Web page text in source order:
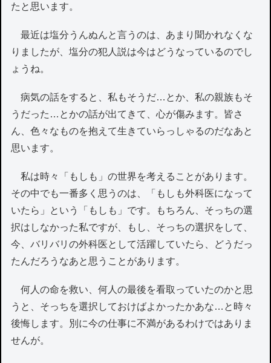
たと思います。
最近は塩分うんぬんと言うのは、あまり聞かれなくな
りましたが、塩分の犯人説は今はどうなっているのでし
ょうね。
病気の話をすると、私もそうだ…とか、私の親族もそ
うだった…とかの話が出てきて、心が傷みます。皆さ
ん、色々なものを抱えて生きていらっしゃるのだなあと
思います。
私は時々「もしも」の世界を考えることがあります。
その中でも一番多く思うのは、「もしも外科医になって
いたら」という「もしも」です。もちろん、そっちの選
択はしなかった私ですが、もし、そっちの選択をして、
今、バリバリの外科医として活躍していたら、どうだっ
たんだろうなあと思うことがあります。
何人の命を救い、何人の最後を看取っていたのかと思
うと、そっちを選択しておけばよかったかあな…と時々
後悔します。別に今の仕事に不満があるわけではありま
せんが。